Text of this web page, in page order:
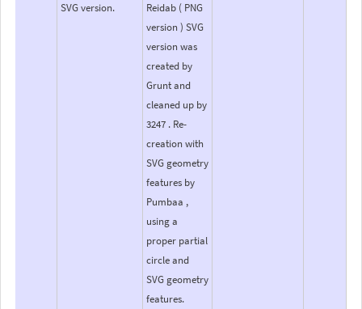
SVG version.
Reidab ( PNG
version ) SVG
version was
created by
Grunt and
cleaned up by
3247 . Re-
creation with
SVG geometry
features by
Pumbaa ,
using a
proper partial
circle and
SVG geometry
features.